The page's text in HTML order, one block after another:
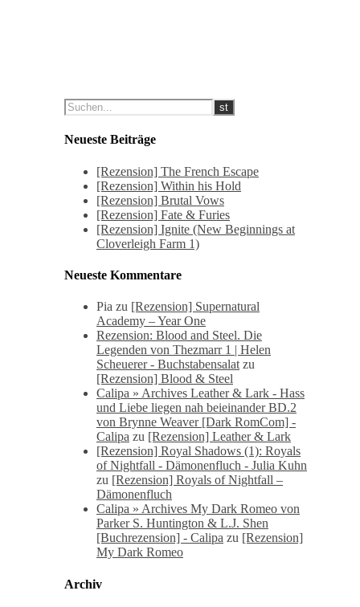
Neueste Beiträge
[Rezension] The French Escape
[Rezension] Within his Hold
[Rezension] Brutal Vows
[Rezension] Fate & Furies
[Rezension] Ignite (New Beginnings at
Cloverleigh Farm 1)
Neueste Kommentare
Pia zu [Rezension] Supernatural
Academy – Year One
Rezension: Blood and Steel. Die
Legenden von Thezmarr 1 | Helen
Scheuerer - Buchstabensalat zu
[Rezension] Blood & Steel
Calipa » Archives Leather & Lark - Hass
und Liebe liegen nah beieinander BD.2
von Brynne Weaver [Dark RomCom] -
Calipa zu [Rezension] Leather & Lark
[Rezension] Royal Shadows (1): Royals
of Nightfall - Dämonenfluch - Julia Kuhn
zu [Rezension] Royals of Nightfall –
Dämonenfluch
Calipa » Archives My Dark Romeo von
Parker S. Huntington & L.J. Shen
[Buchrezension] - Calipa zu [Rezension]
My Dark Romeo
Archiv